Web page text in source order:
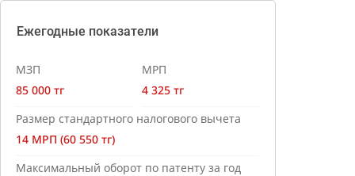
Ежегодные показатели
МЗП
85 000 тг
МРП
4 325 тг
Размер стандартного налогового вычета
14 МРП (60 550 тг)
Максимальный оборот по патенту за год